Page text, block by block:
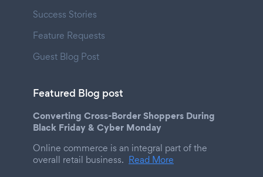
Success Stories
Feature Requests
Guest Blog Post
Featured Blog post
Converting Cross-Border Shoppers During
Black Friday & Cyber Monday
Online commerce is an integral part of the
overall retail business. Read More